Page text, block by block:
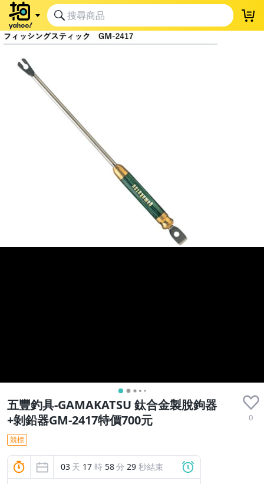
五豐釣具-GAMAKATSU 鈦合金製脫鉤器
+剝鉛器GM-2417特價700元
0
競標
03 天 17 時 58分 28 秒結束